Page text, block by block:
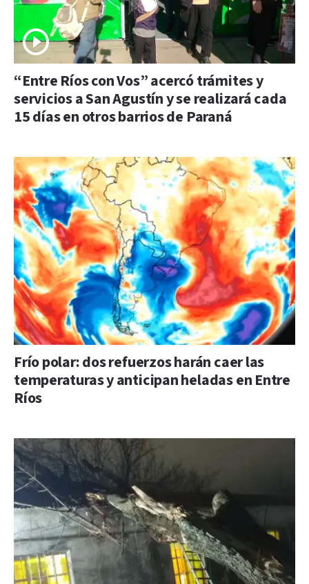
“Entre Ríos con Vos” acercó trámites y
servicios a San Agustín y se realizará cada
15 días en otros barrios de Paraná
Frío polar: dos refuerzos harán caer las
temperaturas y anticipan heladas en Entre
Ríos